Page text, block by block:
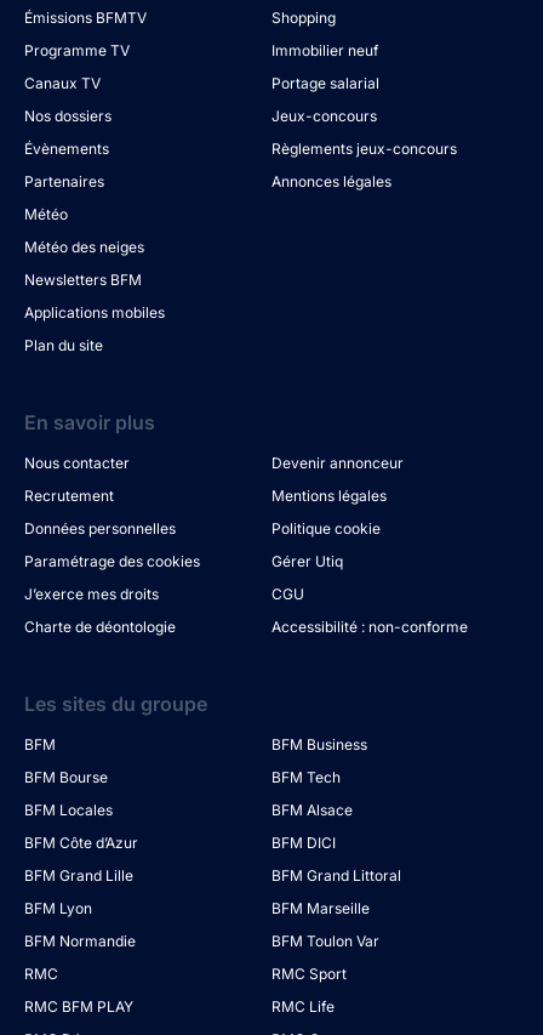
Émissions BFMTV
Programme TV
Canaux TV
Nos dossiers
Évènements
Partenaires
Météo
Météo des neiges
Newsletters BFM
Applications mobiles
Plan du site
Shopping
Immobilier neuf
Portage salarial
Jeux-concours
Règlements jeux-concours
Annonces légales
En savoir plus
Nous contacter
Devenir annonceur
Recrutement
Mentions légales
Données personnelles
Politique cookie
Paramétrage des cookies
Gérer Utiq
J’exerce mes droits
CGU
Charte de déontologie
Accessibilité : non-conforme
Les sites du groupe
BFM
BFM Business
BFM Bourse
BFM Tech
BFM Locales
BFM Alsace
BFM Côte d’Azur
BFM DICI
BFM Grand Lille
BFM Grand Littoral
BFM Lyon
BFM Marseille
BFM Normandie
BFM Toulon Var
RMC
RMC Sport
RMC BFM PLAY
RMC Life